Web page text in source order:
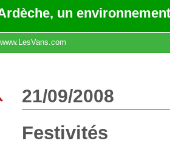
un
21/09/2008
Festivités